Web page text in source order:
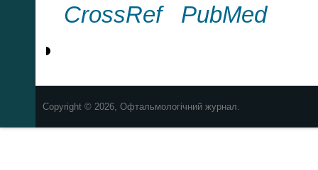
СrossRef
PubMed
Copyright © 2026, Офтальмологічний журнал.